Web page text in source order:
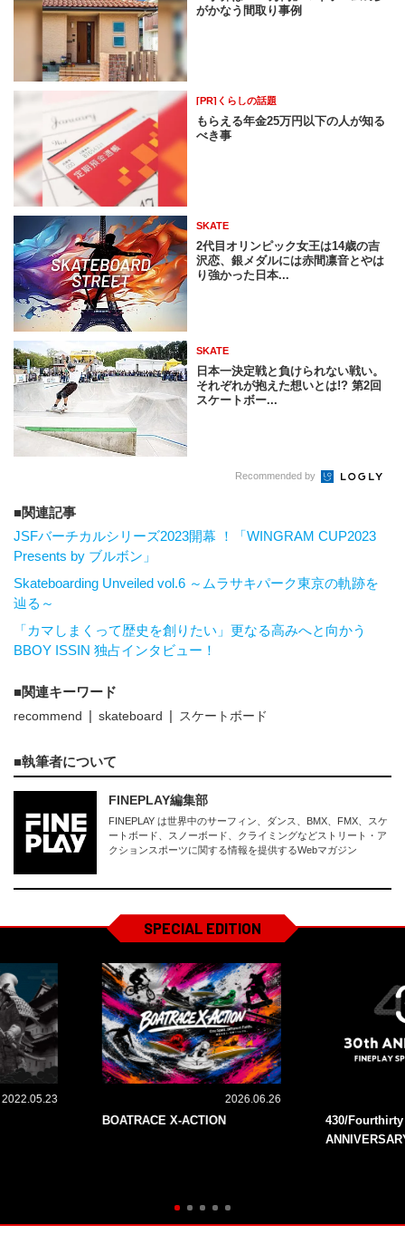
がかなう間取り事例
[PR]くらしの話題
もらえる年金25万円以下の人が知る
べき事
SKATE
2代目オリンピック女王は14歳の吉
沢恋、銀メダルには赤間凛音とやは
り強かった日本...
SKATE
日本一決定戦と負けられない戦い。
それぞれが抱えた想いとは!? 第2回
スケートボー...
Recommended by
関連記事
JSFバーチカルシリーズ2023開幕 ！「WINGRAM CUP2023
Presents by ブルボン」
Skateboarding Unveiled vol.6 ～ムラサキパーク東京の軌跡を
辿る～
「カマしまくって歴史を創りたい」更なる高みへと向かう
BBOY ISSIN 独占インタビュー！
関連キーワード
recommend skateboard スケートボード
執筆者について
FINEPLAY編集部
FINEPLAY は世界中のサーフィン、ダンス、BMX、FMX、スケ
ートボード、スノーボード、クライミングなどストリート・ア
クションスポーツに関する情報を提供するWebマガジン
SPECIAL EDITION
2022.05.23 2026.06.26
BOATRACE X-ACTION
430/